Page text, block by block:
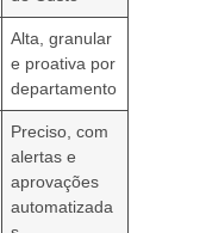
Alta, granular
e proativa por
departamento
Preciso, com
alertas e
aprovações
automatizada